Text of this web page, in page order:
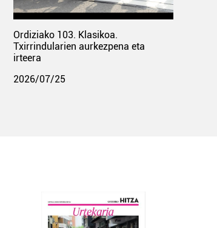
Ordiziako 103. Klasikoa.
Txirrindularien aurkezpena eta
irteera
2026/07/25